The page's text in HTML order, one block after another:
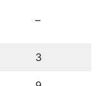
–
3